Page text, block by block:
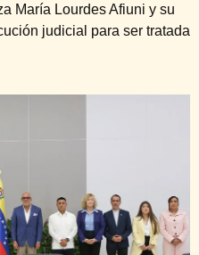
María Lourdes Afiuni y su
judicial para ser tratada